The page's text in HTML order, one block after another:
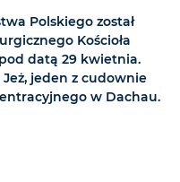
Polskiego został
Kościoła
datą 29 kwietnia.
jeden z cudownie
w Dachau.